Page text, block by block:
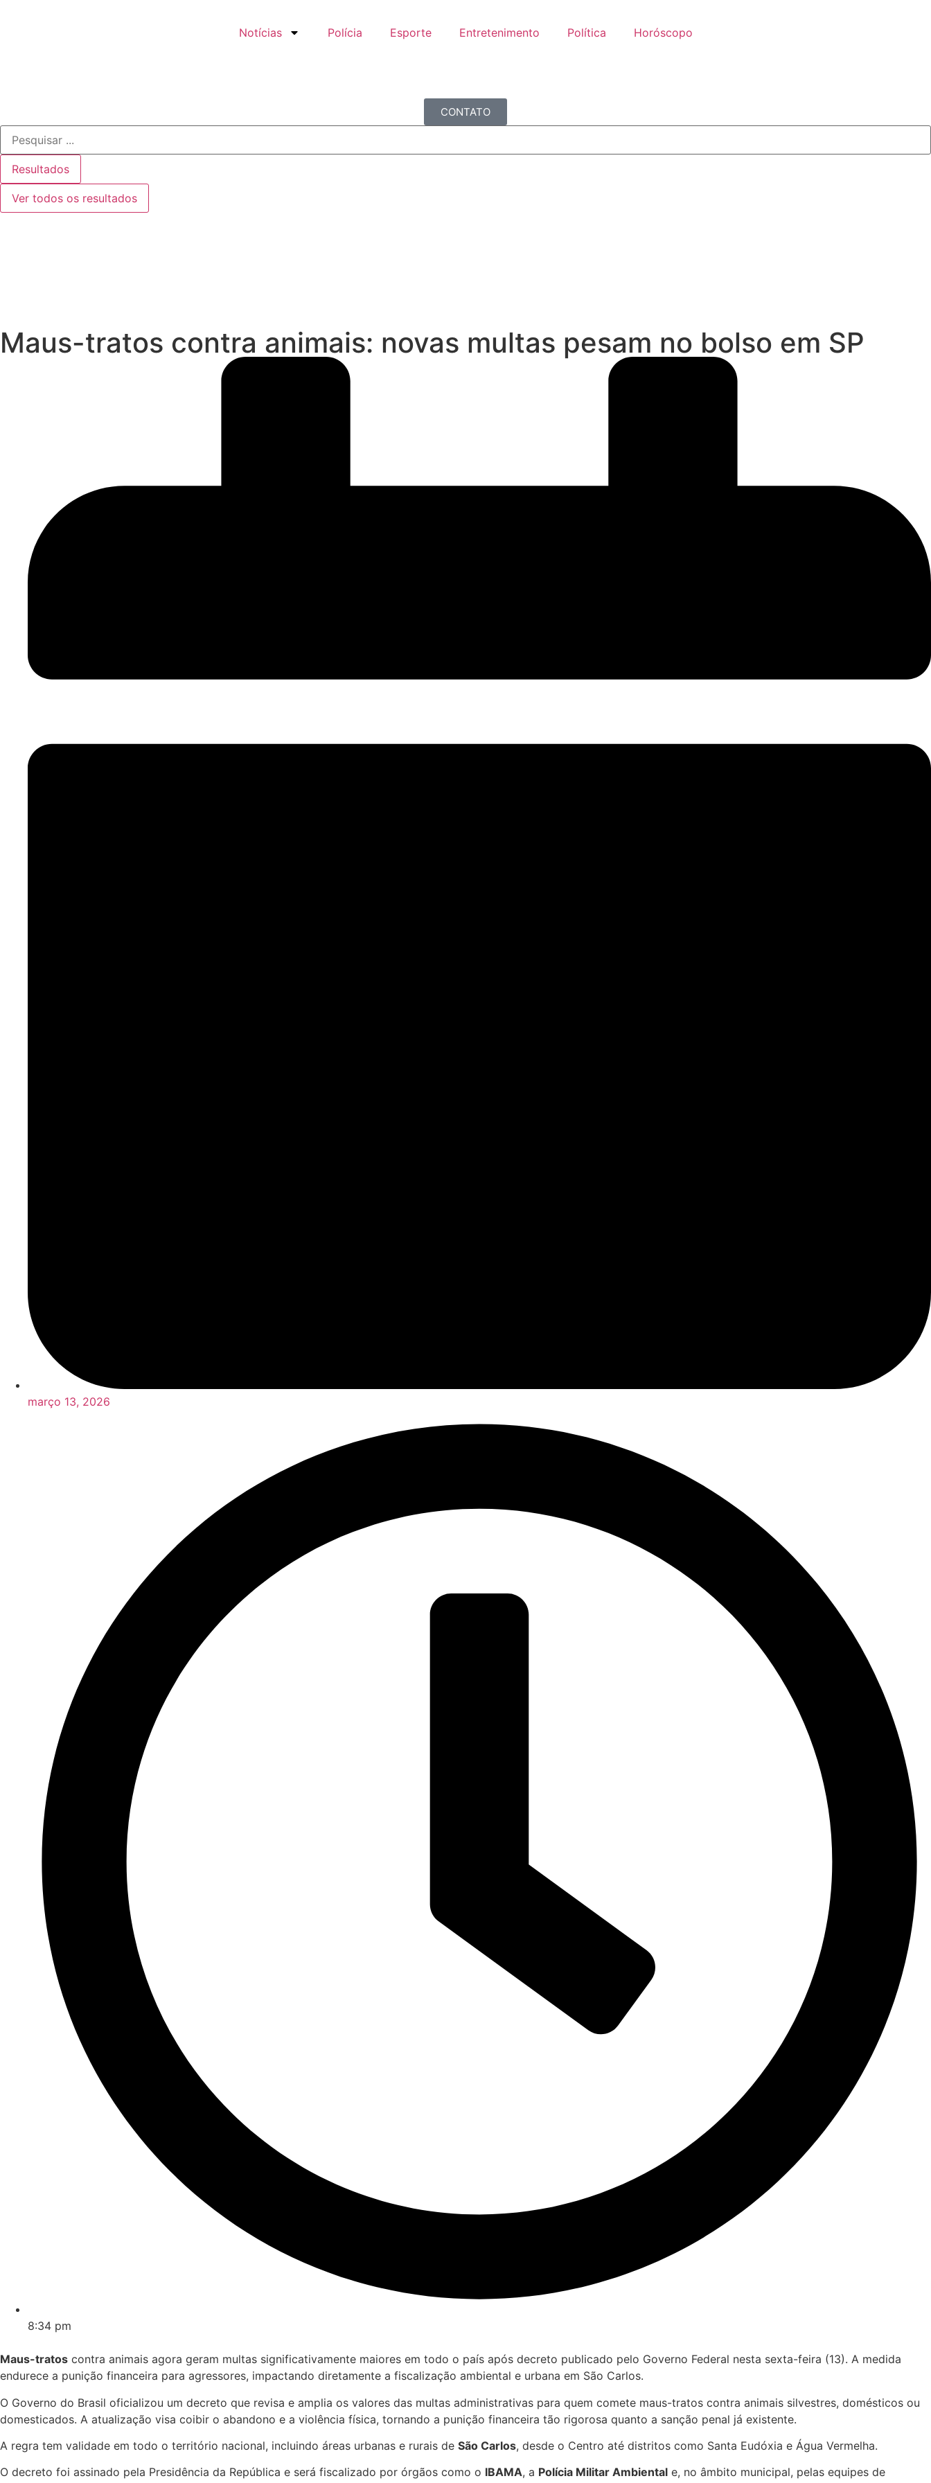
Notícias Polícia Esporte Entretenimento Política Horóscopo
CONTATO
Resultados
Ver todos os resultados
Maus-tratos contra animais: novas multas pesam no bolso em SP
março 13, 2026
8:34 pm
Maus-tratos contra animais agora geram multas significativamente maiores em todo o país após decreto publicado pelo Governo Federal nesta sexta-feira (13). A medida
endurece a punição financeira para agressores, impactando diretamente a fiscalização ambiental e urbana em São Carlos.
O Governo do Brasil oficializou um decreto que revisa e amplia os valores das multas administrativas para quem comete maus-tratos contra animais silvestres, domésticos ou
domesticados. A atualização visa coibir o abandono e a violência física, tornando a punição financeira tão rigorosa quanto a sanção penal já existente.
A regra tem validade em todo o território nacional, incluindo áreas urbanas e rurais de São Carlos, desde o Centro até distritos como Santa Eudóxia e Água Vermelha.
O decreto foi assinado pela Presidência da República e será fiscalizado por órgãos como o IBAMA, a Polícia Militar Ambiental e, no âmbito municipal, pelas equipes de